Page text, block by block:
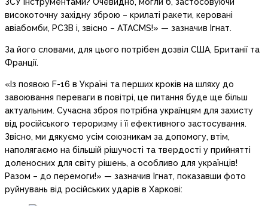
ЗСУ інструментами? Очевидно, могли б, застосовуючи
високоточну західну зброю – крилаті ракети, керовані
авіабомби, РСЗВ і, звісно – ATACMS!» — зазначив Ігнат.
За його словами, для цього потрібен дозвіл США, Британії та
Франції.
«Із появою F-16 в Україні та перших кроків на шляху до
завоювання переваги в повітрі, це питання буде ще більш
актуальним. Сучасна зброя потрібна українцям для захисту
від російського тероризму і її ефективного застосування.
Звісно, ми дякуємо усім союзникам за допомогу, втім,
наполягаємо на більшій рішучості та твердості у прийнятті
доленосних для світу рішень, а особливо для українців!
Разом – до перемоги!» — зазначив Ігнат, показавши фото
руйнувань від російських ударів в Харкові: